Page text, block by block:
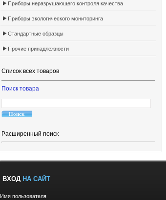
Приборы неразрушающего контроля качества
Приборы экологического мониторинга
Стандартные образцы
Прочие принадлежности
Список всех товаров
Поиск товара
Расширенный поиск
ВХОД НА САЙТ
Имя пользователя